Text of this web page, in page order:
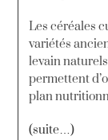
Les céréales
variétés
levain naturels
permettent
plan
(suite…)